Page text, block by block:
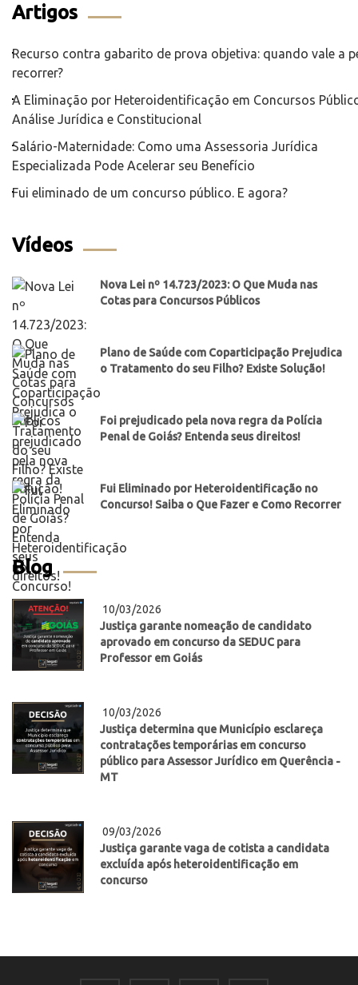
Artigos
Recurso contra gabarito de prova objetiva: quando vale a
recorrer?
A Eliminação por Heteroidentificação em Concursos
Análise Jurídica e Constitucional
Salário-Maternidade: Como uma Assessoria Jurídica
Especializada Pode Acelerar seu Benefício
Fui eliminado de um concurso público. E agora?
Vídeos
Nova Lei nº 14.723/2023: O Que Muda nas
Cotas para Concursos Públicos
Plano de Saúde com Coparticipação Prejudica
o Tratamento do seu Filho? Existe Solução!
Foi prejudicado pela nova regra da Polícia
Penal de Goiás? Entenda seus direitos!
Fui Eliminado por Heteroidentificação no
Concurso! Saiba o Que Fazer e Como Recorrer
Blog
10/03/2026
Justiça garante nomeação de candidato
aprovado em concurso da SEDUC para
Professor em Goiás
10/03/2026
Justiça determina que Município esclareça
contratações temporárias em concurso
público para Assessor Jurídico em Querência -
MT
09/03/2026
Justiça garante vaga de cotista a candidata
excluída após heteroidentificação em
concurso